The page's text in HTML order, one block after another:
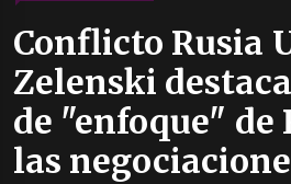
Conflicto Rusia
Zelenski
de "enfoque" de
las